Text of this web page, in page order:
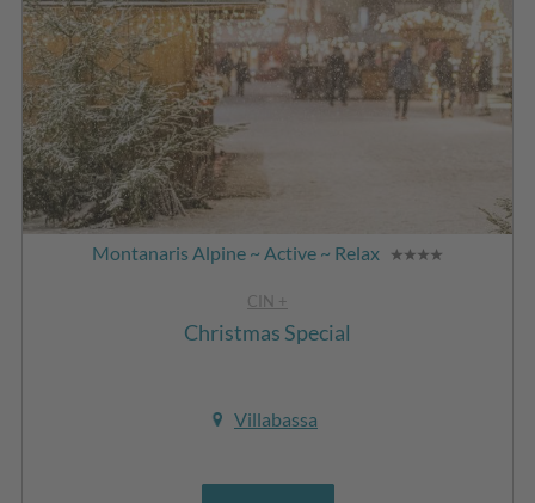
Montanaris Alpine ~ Active ~ Relax
CIN +
Christmas Special
Villabassa